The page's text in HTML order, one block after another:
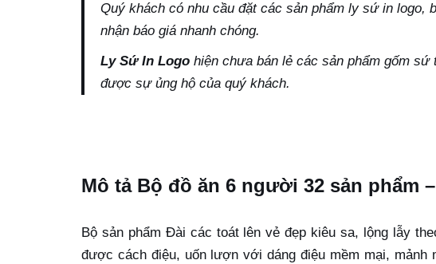
Quý khách có nhu cầu đặt các sản phẩm ly sứ in logo,
nhận báo giá nhanh chóng.
Ly Sứ In Logo hiện chưa bán lẻ các sản phẩm gốm
được sự ủng hộ của quý khách.
Mô tả Bộ đồ ăn 6 người 32 sản phẩm
Bộ sản phẩm Đài các toát lên vẻ đẹp kiêu sa, lộng lẫy
được cách điệu, uốn lượn với dáng điệu mềm mại,